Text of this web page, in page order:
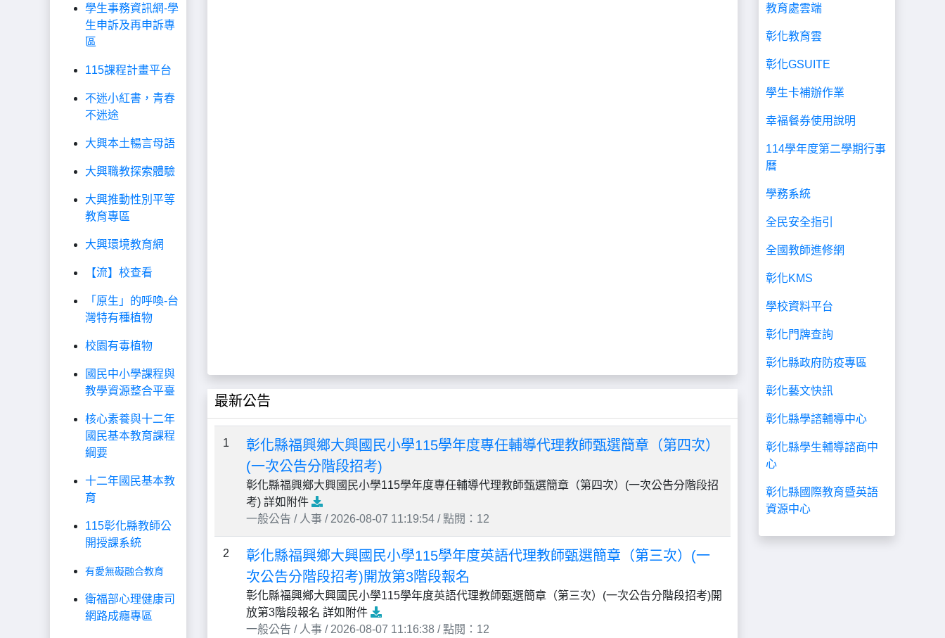
學生事務資訊網-學
生申訴及再申訴專
區
115課程計畫平台
不迷小紅書，青春
不迷途
大興本土暢言母語
大興職教探索體驗
大興推動性別平等
教育專區
大興環境教育網
【流】校查看
「原生」的呼喚-台
灣特有種植物
校園有毒植物
國民中小學課程與
教學資源整合平臺
核心素養與十二年
國民基本教育課程
綱要
十二年國民基本教
育
115彰化縣教師公
開授課系統
有愛無礙融合教育
衛福部心理健康司
網路成癮專區
最新公告
1
彰化縣福興鄉大興國民小學115學年度專任輔導代理教師甄選簡章（第四次）
(一次公告分階段招考)
彰化縣福興鄉大興國民小學115學年度專任輔導代理教師甄選簡章（第四次）(一次公告分階段招
考) 詳如附件
一般公告 / 人事 / 2026-08-07 11:19:54 / 點閱：12
2
彰化縣福興鄉大興國民小學115學年度英語代理教師甄選簡章（第三次）(一
次公告分階段招考)開放第3階段報名
彰化縣福興鄉大興國民小學115學年度英語代理教師甄選簡章（第三次）(一次公告分階段招考)開
放第3階段報名 詳如附件
一般公告 / 人事 / 2026-08-07 11:16:38 / 點閱：12
教育處雲端
彰化教育雲
彰化GSUITE
學生卡補辦作業
幸福餐券使用說明
114學年度第二學期行事
曆
學務系統
全民安全指引
全國教師進修網
彰化KMS
學校資料平台
彰化門牌查詢
彰化縣政府防疫專區
彰化藝文快訊
彰化縣學諮輔導中心
彰化縣學生輔導諮商中
心
彰化縣國際教育暨英語
資源中心